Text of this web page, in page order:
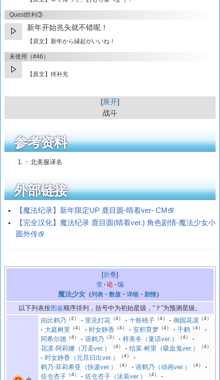
Quest胜利③
新年开始兆头就不错呢！
【原文】 新年から縁起がいいね！
未使用（#46）
【原文】待补充
展开
战斗
参考资料
↑ 北美服译名
外部链接
【魔法纪录】新年限定UP 鹿目圆-晴着ver- CM
【完全汉化】魔法纪录 鹿目圆(晴着ver.) 角色剧情-魔法少女小
圆外传
折叠
查
论 编
魔法少女 （列表 ・ 数值 ・ 详细 ・ 剧情）
以下列表按图鉴顺序排列，括号中为初始星级，“？”为预测星级。
由比鹤乃 （2） 里见灯花 （4） 十咎桃子 （4） 御园花凛 （4）
大庭树里 （4） 时女静香 （4） 安积育梦 （4） 千鹤 （4）
冈希尔德 （4） 谣鹤乃 （3） 梓美冬（童话ver.） （4）
花凛·阿莉娜（万圣ver.） （4） 结菜·树里（吸血鬼ver.） （4）
时女静香（元旦日出ver.） （4）
鹤乃·菲莉希亚（快递ver.） （4） 谣鹤乃（动画ver.） （4）
佐仓杏子 （4） 佐仓杏子（泳装ver.） （4）